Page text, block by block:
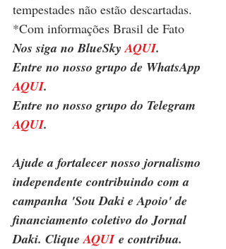
tempestades não estão descartadas.
*Com informações Brasil de Fato
Nos siga no BlueSky AQUI.
Entre no nosso grupo de WhatsApp
AQUI.
Entre no nosso grupo do Telegram
AQUI.
Ajude a fortalecer nosso jornalismo
independente contribuindo com a
campanha 'Sou Daki e Apoio' de
financiamento coletivo do Jornal
Daki. Clique AQUI e contribua.